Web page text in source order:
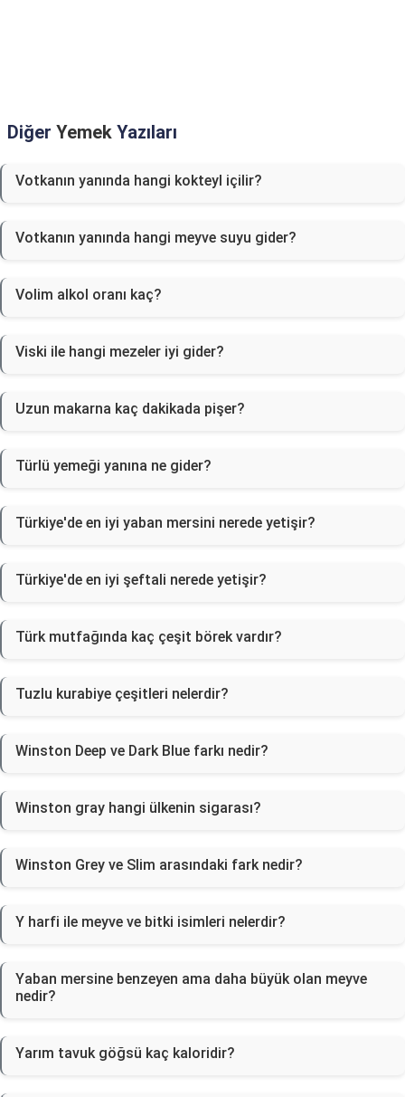
Diğer Yemek Yazıları
Votkanın yanında hangi kokteyl içilir?
Votkanın yanında hangi meyve suyu gider?
Volim alkol oranı kaç?
Viski ile hangi mezeler iyi gider?
Uzun makarna kaç dakikada pişer?
Türlü yemeği yanına ne gider?
Türkiye'de en iyi yaban mersini nerede yetişir?
Türkiye'de en iyi şeftali nerede yetişir?
Türk mutfağında kaç çeşit börek vardır?
Tuzlu kurabiye çeşitleri nelerdir?
Winston Deep ve Dark Blue farkı nedir?
Winston gray hangi ülkenin sigarası?
Winston Grey ve Slim arasındaki fark nedir?
Y harfi ile meyve ve bitki isimleri nelerdir?
Yaban mersine benzeyen ama daha büyük olan meyve
nedir?
Yarım tavuk göğsü kaç kaloridir?